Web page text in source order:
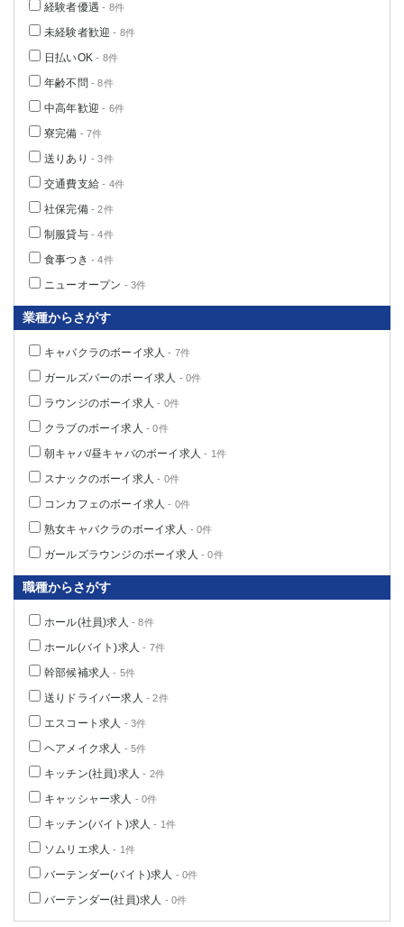
経験者優遇 - 8件
未経験者歓迎 - 8件
日払いOK - 8件
年齢不問 - 8件
中高年歓迎 - 6件
寮完備 - 7件
送りあり - 3件
交通費支給 - 4件
社保完備- 2件
制服貸与- 4件
食事つき - 4件
ニューオープン - 3件
業種からさがす
キャバクラのボーイ求人 - 7件
ガールズバーのボーイ求人 - 0件
ラウンジのボーイ求人 - 0件
クラブのボーイ求人 - 0件
朝キャバ/昼キャバのボーイ求人 - 1件
スナックのボーイ求人 - 0件
コンカフェのボーイ求人 - 0件
熟女キャバクラのボーイ求人 - 0件
ガールズラウンジのボーイ求人 - 0件
職種からさがす
ホール(社員)求人 - 8件
ホール(バイト)求人 - 7件
幹部候補求人 - 5件
送りドライバー求人 - 2件
エスコート求人 - 3件
ヘアメイク求人 - 5件
キッチン(社員)求人 - 2件
キャッシャー求人 - 0件
キッチン(バイト)求人 - 1件
ソムリエ求人 - 1件
バーテンダー(バイト)求人 - 0件
バーテンダー(社員)求人 - 0件